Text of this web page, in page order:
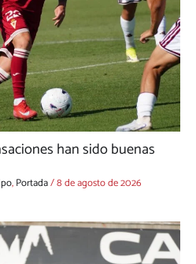
han sido buenas
,Portada/8 de agosto de 2026